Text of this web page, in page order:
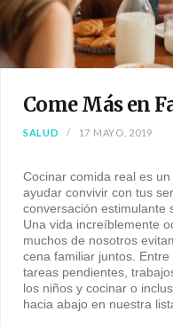
Come Más en
SALUD 17 MAYO, 2019
Cocinar comida real es
ayudar convivir con tus
conversación estimulante
Una vida increíblemente
muchos de nosotros
cena familiar juntos.
tareas pendientes,
los niños y cocinar o
hacia abajo en nuestra